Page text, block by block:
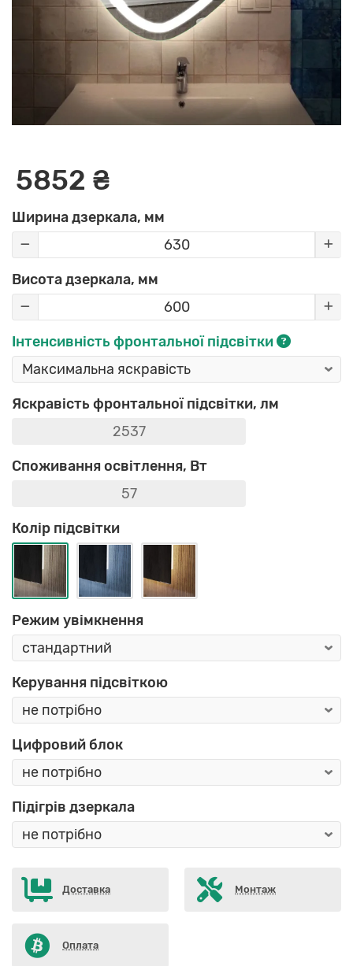
5852 ₴
Ширина дзеркала, мм
Висота дзеркала, мм
Інтенсивність фронтальної підсвітки
Яскравість фронтальної підсвітки, лм
Споживання освітлення, Вт
Колір підсвітки
Режим увімкнення
Керування підсвіткою
Цифровий блок
Підігрів дзеркала
Доставка Монтаж
Оплата